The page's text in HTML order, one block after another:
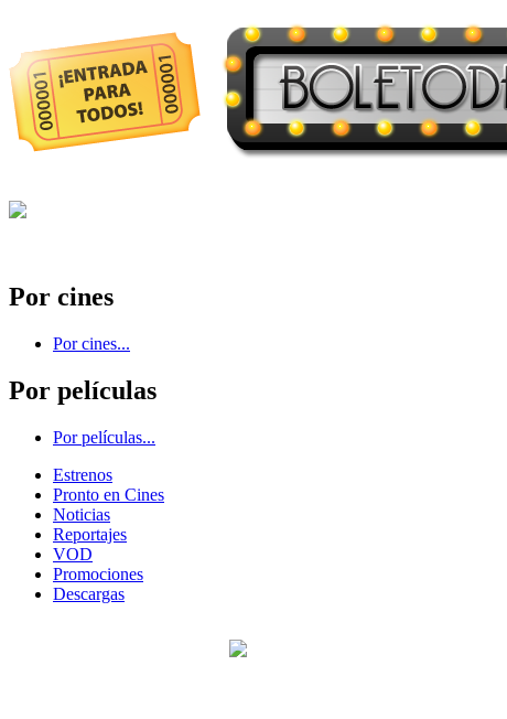
Por cines
Por cines...
Por películas
Por películas...
Estrenos
Pronto en Cines
Noticias
Reportajes
VOD
Promociones
Descargas